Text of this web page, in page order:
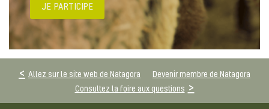
JE PARTICIPE
Allez sur le site web de Natagora
Devenir membre de Natagora
Consultez la foire aux questions